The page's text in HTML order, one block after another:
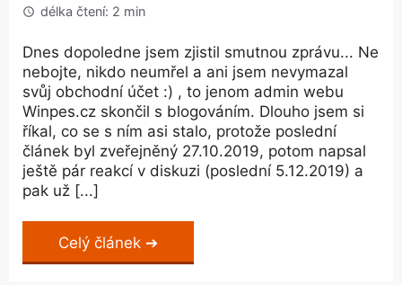
délka čtení: 2 min
Dnes dopoledne jsem zjistil smutnou zprávu... Ne
nebojte, nikdo neumřel a ani jsem nevymazal
svůj obchodní účet :) , to jenom admin webu
Winpes.cz skončil s blogováním. Dlouho jsem si
říkal, co se s ním asi stalo, protože poslední
článek byl zveřejněný 27.10.2019, potom napsal
ještě pár reakcí v diskuzi (poslední 5.12.2019) a
pak už [...]
Celý článek